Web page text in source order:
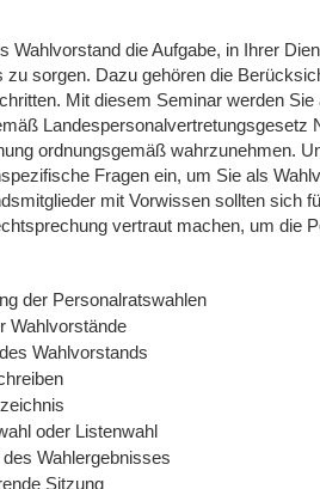
Wahlvorstand die Aufgabe, in Ihrer
zu sorgen. Dazu gehören die
Mit diesem Seminar werden
Landespersonalvertretungsgesetz
ordnungsgemäß wahrzunehmen.
Fragen ein, um Sie als
mit Vorwissen sollten sich
vertraut machen, um die
der Personalratswahlen
Wahlvorstände
Wahlvorstands
oder Listenwahl
Wahlergebnisses
Sitzung